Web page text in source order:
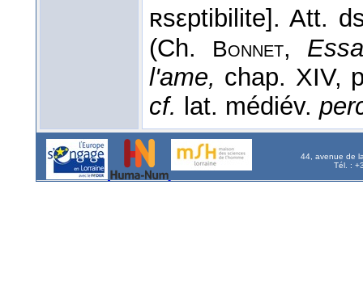
ʀsεptibilite]. Att.
(Ch.
Bonnet,
l'ame, chap. XIV,
cf. lat. médiév.
44, avenue de
Tél. :